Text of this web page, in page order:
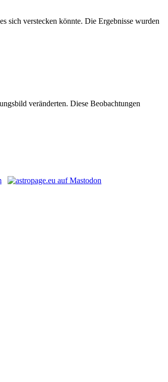
sich verstecken könnte. Die Ergebnisse wurden
veränderten. Diese Beobachtungen